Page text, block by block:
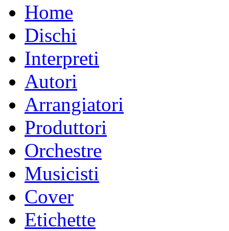
Home
Dischi
Interpreti
Autori
Arrangiatori
Produttori
Orchestre
Musicisti
Cover
Etichette